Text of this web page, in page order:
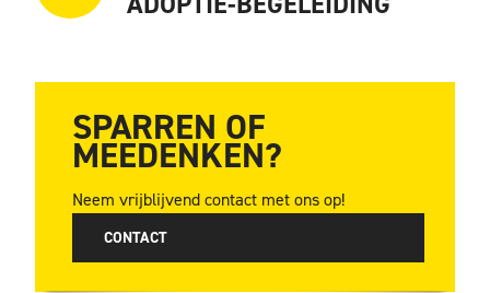
SPARREN OF
MEEDENKEN?
Neem vrijblijvend contact met ons op!
CONTACT